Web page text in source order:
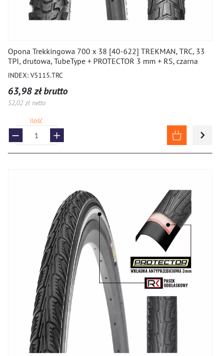
Opona Trekkingowa 700 x 38 [40-622] TREKMAN, TRC, 33
TPI, drutowa, TubeType + PROTECTOR 3 mm + RS, czarna
INDEX: V5115.TRC
63,98 zł brutto
52,02 zł netto
Ilość